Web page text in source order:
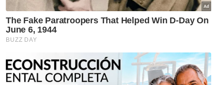
Operasi penguatkuasaan terhadap peniaga melanggar syarat
lesen perniagaan.